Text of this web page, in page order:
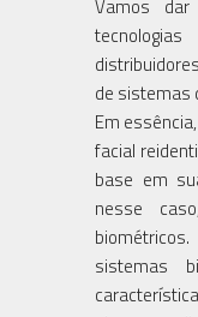
Vamos
de sistemas
Em
facial
base em
nesse
sistemas